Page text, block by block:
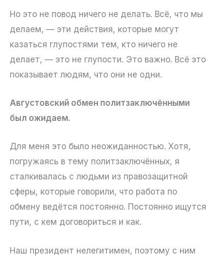
Но это не повод ничего не делать. Всё, что мы
делаем, — эти действия, которые могут
казаться глупостями тем, кто ничего не
делает, — это не глупости. Это важно. Всё это
показывает людям, что они не одни.
Августовский обмен политзаключёнными
был ожидаем.
Для меня это было неожиданностью. Хотя,
погружаясь в тему политзаключённых, я
сталкивалась с людьми из правозащитной
сферы, которые говорили, что работа по
обмену ведётся постоянно. Постоянно ищутся
пути, с кем договориться и как.
Наш президент нелегитимен, поэтому с ним